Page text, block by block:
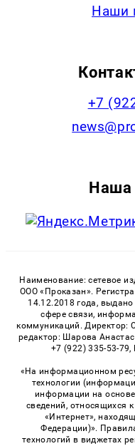
Наши
+7
Наша
Наименование: сетевое
ООО «Проказан».
14.12.2018 года,
сфере связи,
коммуникаций. Директор:
редактор: Шарова
+7 (922) 335-53-79,
«На информационном
технологии
информации на
сведений, относящихся
«Интернет»,
Федерации)».
технологий в виджетах